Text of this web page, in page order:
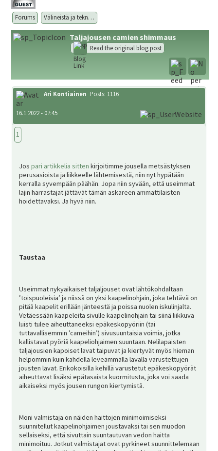
Liitto
Metsästys
Forum
Linkit
Jäsenyys
Forums Välineistä ja tekn…
Taljajousen camien shimmaus
Read the original blog post
Ari Kontiainen Posts: 1116
16.1.2022 - 07:45
1
Jos pari artikkelia sitten kirjoitimme jousella metsästyksen
perusasioista ja liikkeelle lähtemisestä, niin nyt hypätään
kerralla syvempään päähän. Jopa niin syvään, että useimmat
lajin harrastajat jättävät tämän askareen ammattilaisten
hoidettavaksi. Ja hyvä niin.
Taustaa
Useimmat nykyaikaiset taljaljouset ovat lähtökohdaltaan
’toispuoleisia’ ja niissä on yksi kaapelinohjain, joka tehtävä on
pitää kaapelit erillään jänteestä ja poissa nuolen iskulinjalta.
Vetäessään kaapeleita sivulle kaapelinohjain tai siinä liikkuva
luisti tulee aiheuttaneeksi epäkeskopyöriin (tai
tuttavallisemmin ’cameihin’) sivusuuntaisia voimia, jotka
kallistavat pyöriä kaapeliohjaimen suuntaan. Nelilapaisten
taljajousien kapoiset lavat taipuvat ja kiertyvät myös hieman
helpommin kuin kahdella leveämmällä lavalla varustettujen
jousten lavat. Erikokoisilla kehillä varustetut epäkeskopyörät
aiheuttavat lisäksi epätasaista kuormitusta, joka voi saada
aikaiseksi myös jousen rungon kiertymistä.
Moni valmistaja on näiden haittojen minimoimiseksi
suunnitellut kaapelinohjaimen joustavaksi tai sen muodon
sellaiseksi, että sivuttain suuntautuvan vedon haitta
minimoituu. Jotkut valmistajat ovat pyrkineet suunnittelemaan